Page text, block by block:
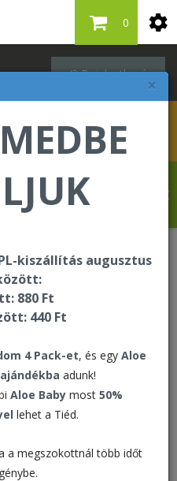
×
kiszállítás augusztus
880 Ft
440 Ft
4 Pack-et, és egy Aloe
adunk!
Aloe Baby most 50%
lehet a Tiéd.
a megszokottnál több időt
Bejelentkezés
0
Önt a Forever Living
áruházában!
Gel Moisturizer